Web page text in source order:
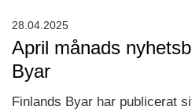
April månads
Byar
Finlands Byar har publicerat
28.04.2025